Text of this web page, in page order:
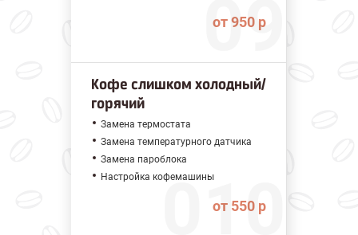
от 950 р
Кофе слишком холодный/
горячий
Замена термостата
Замена температурного датчика
Замена пароблока
Настройка кофемашины
от 550 р